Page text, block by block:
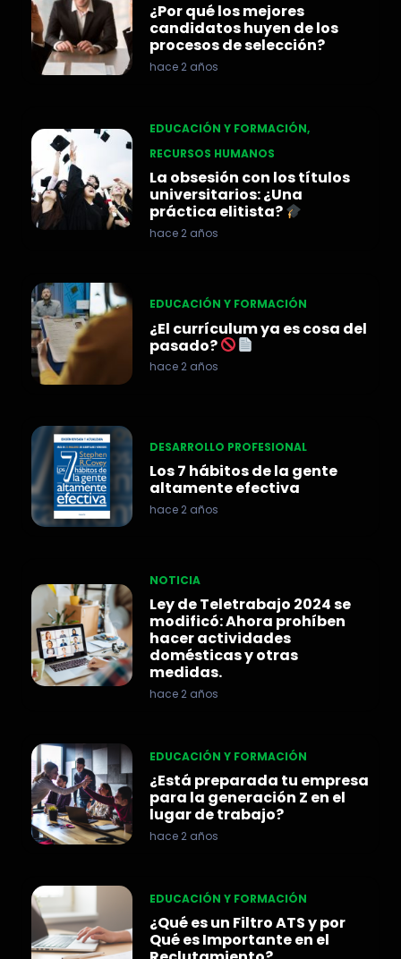
¿Por qué los mejores
candidatos huyen de los
procesos de selección?
hace 2 años
EDUCACIÓN Y FORMACIÓN,
RECURSOS HUMANOS
La obsesión con los títulos
universitarios: ¿Una
práctica elitista?
hace 2 años
EDUCACIÓN Y FORMACIÓN
¿El currículum ya es cosa del
pasado?
hace 2 años
DESARROLLO PROFESIONAL
Los 7 hábitos de la gente
altamente efectiva
hace 2 años
NOTICIA
Ley de Teletrabajo 2024 se
modificó: Ahora prohíben
hacer actividades
domésticas y otras
medidas.
hace 2 años
EDUCACIÓN Y FORMACIÓN
¿Está preparada tu empresa
para la generación Z en el
lugar de trabajo?
hace 2 años
EDUCACIÓN Y FORMACIÓN
¿Qué es un Filtro ATS y por
Qué es Importante en el